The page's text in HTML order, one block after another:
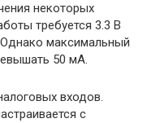
некоторых
требуется 3.3 В
максимальный
50 мА.
входов.
с